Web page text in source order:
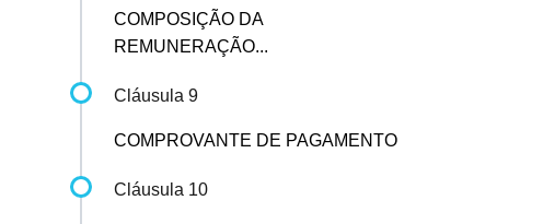
COMPOSIÇÃO DA
REMUNERAÇÃO...
Cláusula 9
COMPROVANTE DE PAGAMENTO
Cláusula 10